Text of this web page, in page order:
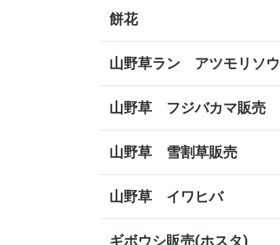
餅花
山野草ラン アツモリソウ
山野草 フジバカマ販売
山野草 雪割草販売
山野草 イワヒバ
ギボウシ販売(ホスタ)